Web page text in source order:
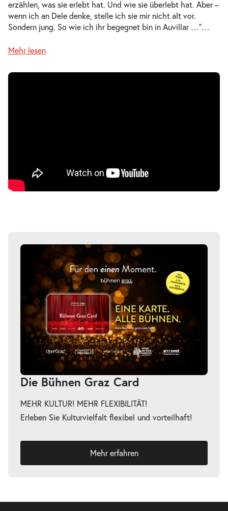
Mi.
07.04.2027
Mi. 07.04.2027
10:30–12:10 Uhr
Tickets
Der Koffer der Adele Kurzweil-
erzählen, was sie erlebt hat. Und wie sie überlebt hat. Aber –
wenn ich an Dele denke, stelle ich sie mir nicht alt vor.
Sondern jung. So wie ich ihr begegnet bin in Auvillar …“…
Mehr lesen
Die Bühnen Graz Card
MEHR KULTUR! MEHR FLEXIBILITÄT!
Erleben Sie Kulturvielfalt flexibel und vorteilhaft!
Mehr erfahren